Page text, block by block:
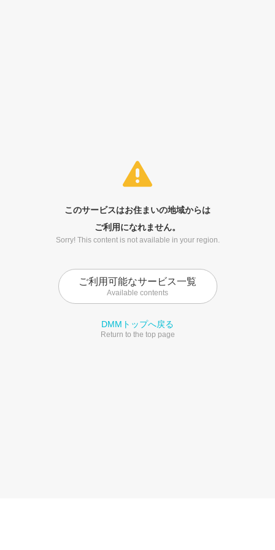
このサービスはお住まいの地域からは
ご利用になれません。
Sorry! This content is not available in your region.
ご利用可能なサービス一覧
Available contents
DMMトップへ戻る
Return to the top page